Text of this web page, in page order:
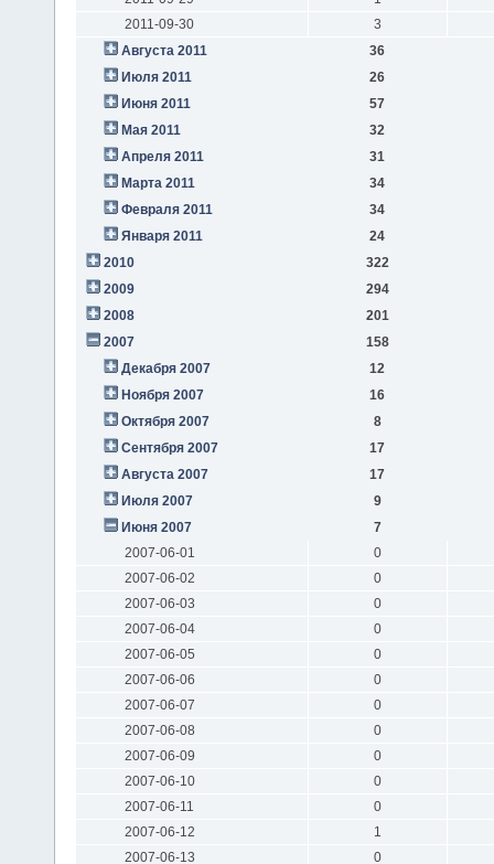
2011-09-30
3
Августа 2011
36
Июля 2011
26
Июня 2011
57
Мая 2011
32
Апреля 2011
31
Марта 2011
34
Февраля 2011
34
Января 2011
24
2010
322
2009
294
2008
201
2007
158
Декабря 2007
12
Ноября 2007
16
Октября 2007
8
Сентября 2007
17
Августа 2007
17
Июля 2007
9
Июня 2007
7
2007-06-01
0
2007-06-02
0
2007-06-03
0
2007-06-04
0
2007-06-05
0
2007-06-06
0
2007-06-07
0
2007-06-08
0
2007-06-09
0
2007-06-10
0
2007-06-11
0
2007-06-12
1
2007-06-13
0